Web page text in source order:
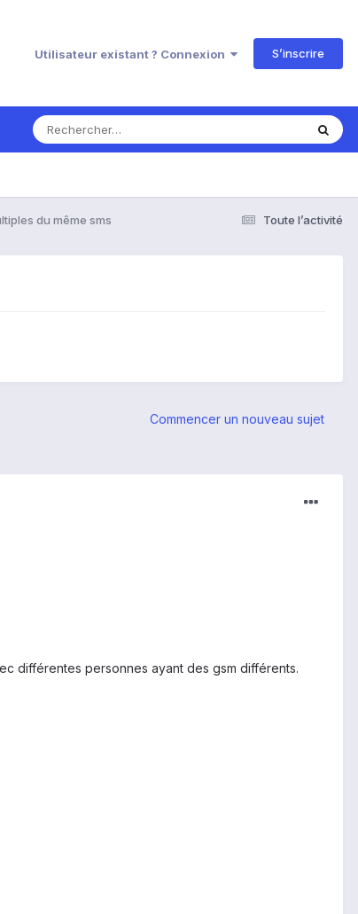
Utilisateur existant ? Connexion S’inscrire
Toute l’activité
du même sms
Commencer un nouveau sujet
différentes personnes ayant des gsm différents.